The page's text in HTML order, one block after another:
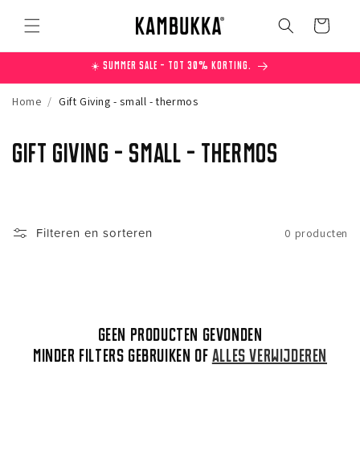
naar de
content
Winkelwagen
☀️ Summer Sale – Tot 30% korting.
Home / Gift Giving - small - thermos
C
Gift Giving - small - thermos
Filteren en sorteren 0 producten
Geen producten gevonden
Minder filters gebruiken of alles verwijderen